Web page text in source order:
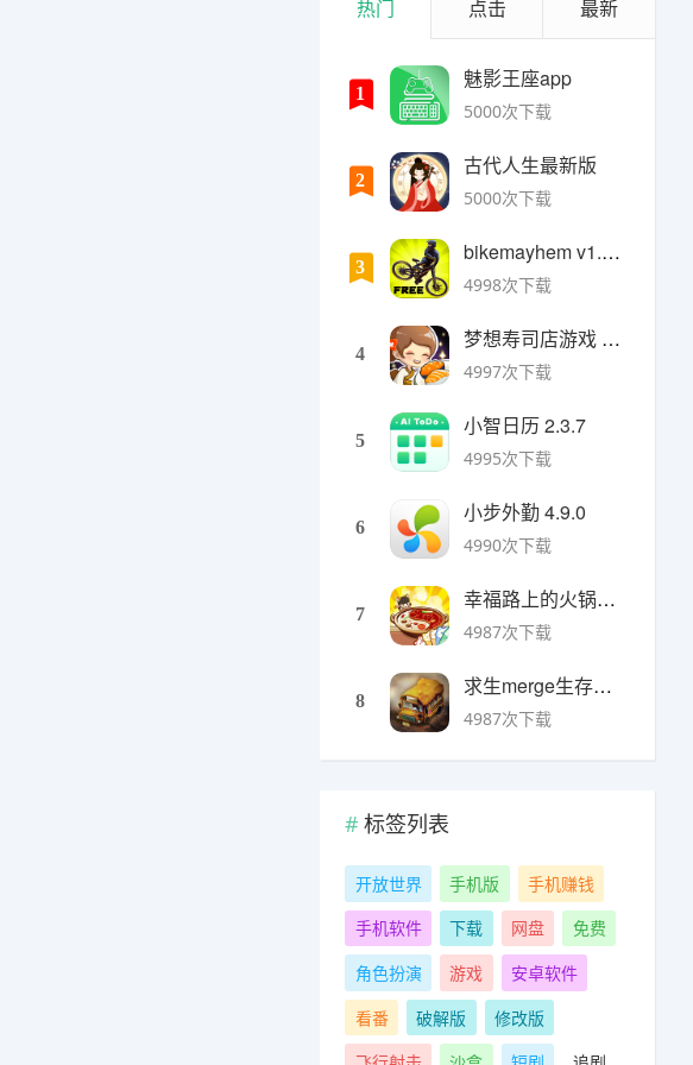
热门 点击 最新
1
魅影王座app
5000次下载
2
古代人生最新版
5000次下载
3
bikemayhem v1.6.2安卓版
4998次下载
4
梦想寿司店游戏 v4.14.1安卓版
4997次下载
5
小智日历 2.3.7
4995次下载
6
小步外勤 4.9.0
4990次下载
7
幸福路上的火锅店官方版 v5.3.5安卓版
4987次下载
8
求生merge生存之地手机版 v1.48.0安卓版
4987次下载
标签列表
开放世界 手机版
手机赚钱
手机软件
下载 网盘
免费
角色扮演
游戏
安卓软件
看番
破解版
修改版